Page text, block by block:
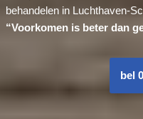
behandelen in Luchthaven-
“Voorkomen is beter dan
bel